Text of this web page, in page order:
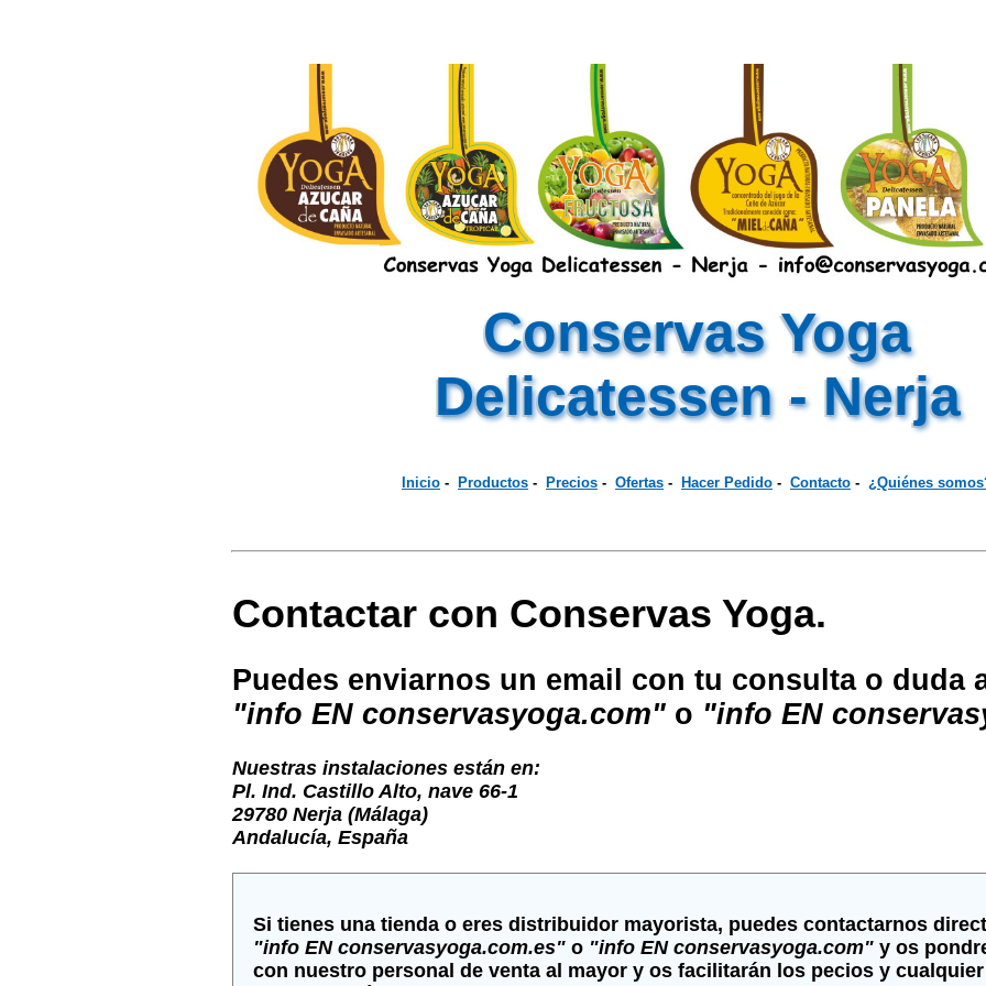
Conservas Yoga
Delicatessen - Nerja
Inicio - Productos - Precios -Ofertas - Hacer Pedido -Contacto - ¿Quiénes
Contactar con Conservas Yoga.
Puedes enviarnos un email con tu consulta o duda
"info EN conservasyoga.com" o "info EN
Nuestras instalaciones están en:
Pl. Ind. Castillo Alto, nave 66-1
29780 Nerja (Málaga)
Andalucía, España
Si tienes una tienda o eres distribuidor mayorista, puedes contactarnos
"infoENconservasyoga.com.es" o "infoENconservasyoga.com" y os
con nuestro personal de venta al mayor y os facilitarán los pecios y